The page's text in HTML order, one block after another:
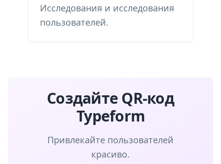
Исследования и исследования
пользователей.
Создайте QR-код
Typeform
Привлекайте пользователей
красиво.